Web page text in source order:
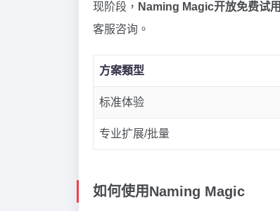
现阶段， Naming Magic开放免费试用
客服咨询。
方案類型
标准体验
专业扩展/批量
如何使用Naming Magic